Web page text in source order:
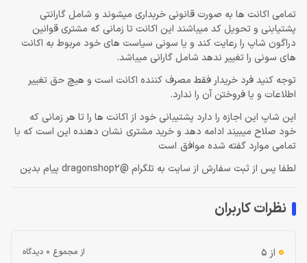
تمامی اکانت ها به صورت قانونی خربداری میشوند و شامل گارانتی
پشتیابنی و تحویل کد میباشند این اکانت تا زمانی که مشتری قوانین
دراگون شاپ را رعایت کند و یا سونی سیاست های خود مربوط به اکانت
های سونی را تغییر ندهد شامل گارانی میباشد.
توجه کنید فرد خریدار فقط مصرف کننده اکانت است و هیچ حق تغییر
اطلاعات و یا فروختن آن را ندارد.
این شاپ این اجازه را دارد پشتیبانی خود از اکانت ها را تا هر زمانی که
خود صلاح میبیند ادامه دهد و خرید مشتری نشان دهنده این است که با
تمامی موارد گفته شده موافق است
لطفا پس از ثبت سفارش از سایت به تلگرام @dragonshop2 پیام بدین
نظرات کاربران
0 از 5 از مجموع 0 دیدگاه